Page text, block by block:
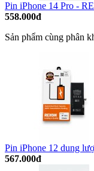
Pin iPhone 14 Pro -
558.000đ
Sản phẩm cùng phân
Pin iPhone 12 dung
567.000đ